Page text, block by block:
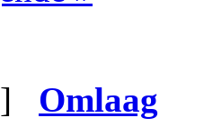
] Omlaag